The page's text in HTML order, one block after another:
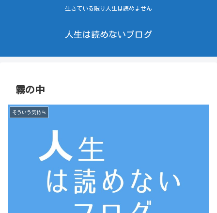
生きている限り人生は読めません
人生は読めないブログ
霧の中
そういう気持ち